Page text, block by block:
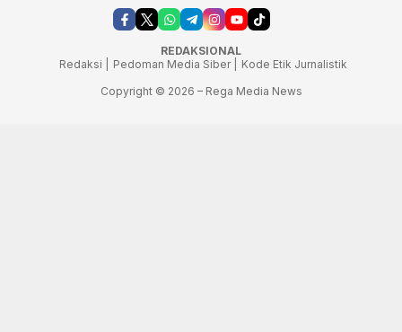
REDAKSIONAL
Redaksi |
Pedoman Media Siber |
Kode Etik Jurnalistik
Copyright © 2026 – Rega Media News